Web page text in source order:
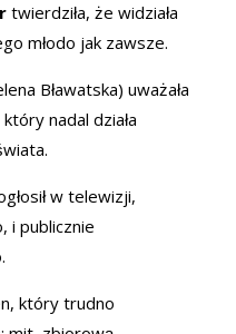
twierdziła, że widziała
młodo jak zawsze.
Bławatska) uważała
nadal działa
w telewizji,
i publicznie
który trudno